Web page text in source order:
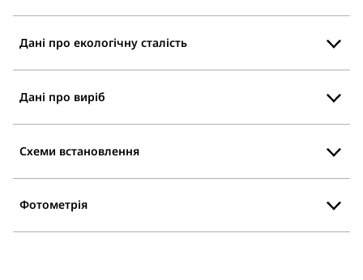
Дані про екологічну сталість
Дані про виріб
Схеми встановлення
Фотометрія